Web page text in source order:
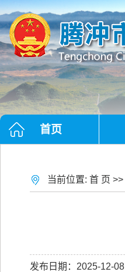
首页
当前位置: 首 页 >>
发布日期：2025-12-08